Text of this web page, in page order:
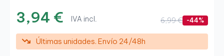
3,94 € IVA incl. 6,99 € -44%
Últimas unidades. Envío 24/48h